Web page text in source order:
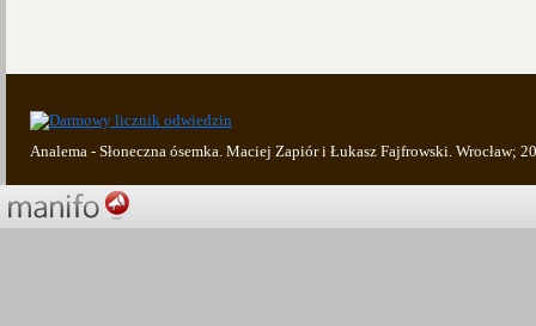
Analema - Słoneczna ósemka. Maciej Zapiór i Łukasz Fajfrowski. Wrocław;